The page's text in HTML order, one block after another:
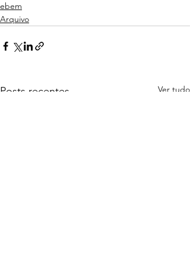
ebem
Arquivo
Posts recentes Ver tudo